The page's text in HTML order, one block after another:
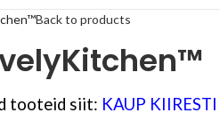
Back to products
tooteid siit: KAUP